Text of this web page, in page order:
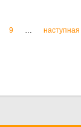
9 … наступная